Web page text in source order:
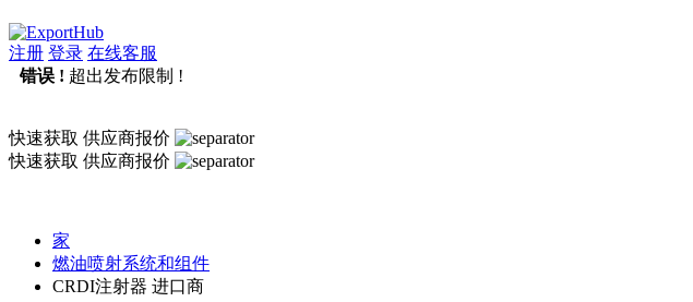
注册 登录 在线客服
错误 ! 超出发布限制 !
快速获取 供应商报价
快速获取 供应商报价
家
燃油喷射系统和组件
CRDI注射器 进口商